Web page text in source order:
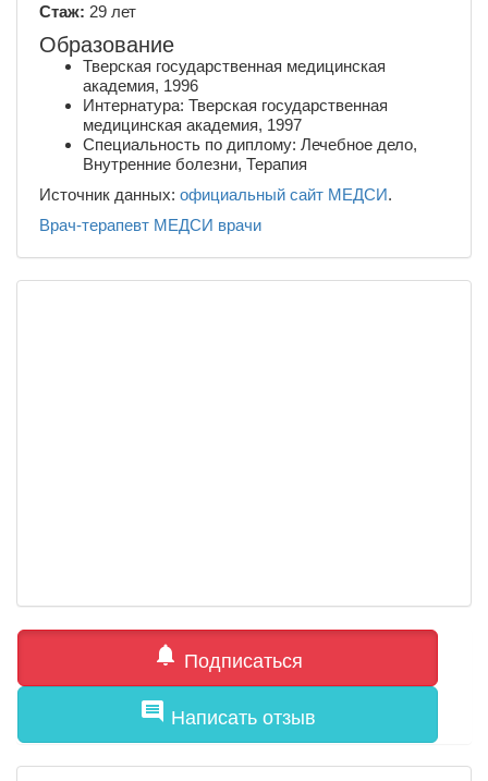
Стаж: 29 лет
Образование
Тверская государственная медицинская
академия, 1996
Интернатура: Тверская государственная
медицинская академия, 1997
Специальность по диплому: Лечебное дело,
Внутренние болезни, Терапия
Источник данных: официальный сайт МЕДСИ.
Врач-терапевт МЕДСИ врачи
notifications Подписаться
comment Написать отзыв